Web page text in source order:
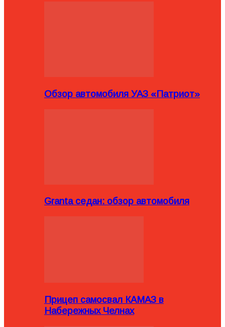
Обзор автомобиля УАЗ «Патриот»
Granta седан: обзор автомобиля
Прицеп самосвал КАМАЗ в
Набережных Челнах